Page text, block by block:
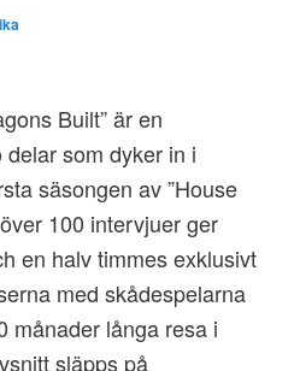
Built” är en
som dyker in i
säsongen av ”House
100 intervjuer ger
en halv timmes exklusivt
med skådespelarna
månader långa resa i
släpps på